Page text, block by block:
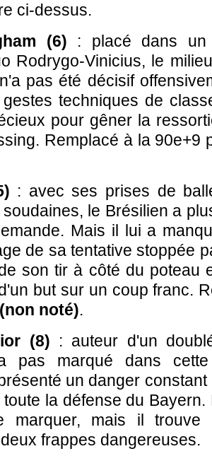
ci-dessus.
(6) : placé dans un
Rodrygo-Vinicius, le
pas été décisif
techniques de
pour gêner la
Remplacé à la 90e+9
: avec ses prises de
le Brésilien a
Mais il lui a
de sa tentative stoppée
son tir à côté du poteau
but sur un coup franc.
noté).
(8) : auteur d'un
pas marqué dans
un danger
la défense du
marquer, mais il
frappes dangereuses.